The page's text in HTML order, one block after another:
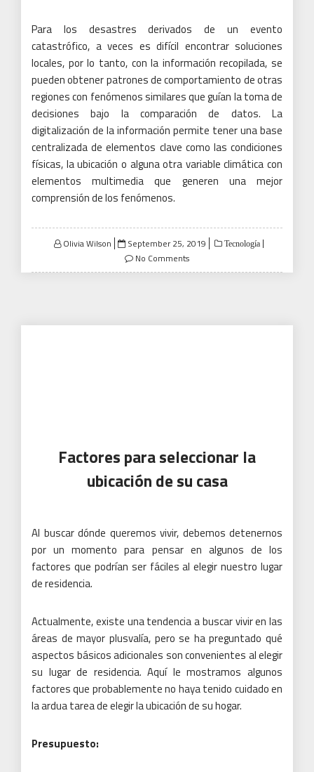
Para los desastres derivados de un evento
catastrófico, a veces es difícil encontrar soluciones
locales, por lo tanto, con la información recopilada, se
pueden obtener patrones de comportamiento de otras
regiones con fenómenos similares que guían la toma de
decisiones bajo la comparación de datos. La
digitalización de la información permite tener una base
centralizada de elementos clave como las condiciones
físicas, la ubicación o alguna otra variable climática con
elementos multimedia que generen una mejor
comprensión de los fenómenos.
Olivia Wilson
Posted
on
September 25, 2019 Tecnología
No Comments
Factores para seleccionar la
ubicación de su casa
Al buscar dónde queremos vivir, debemos detenernos
por un momento para pensar en algunos de los
factores que podrían ser fáciles al elegir nuestro lugar
de residencia.
Actualmente, existe una tendencia a buscar vivir en las
áreas de mayor plusvalía, pero se ha preguntado qué
aspectos básicos adicionales son convenientes al elegir
su lugar de residencia.Aquí le mostramos algunos
factores que probablemente no haya tenido cuidado en
la ardua tarea de elegir la ubicación de su hogar.
Presupuesto: